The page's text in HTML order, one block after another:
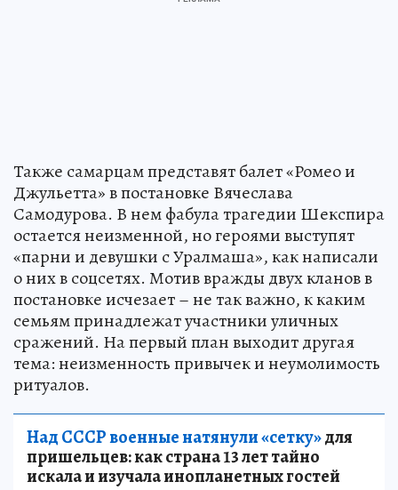
Также самарцам представят балет «Ромео и
Джульетта» в постановке Вячеслава
Самодурова. В нем фабула трагедии Шекспира
остается неизменной, но героями выступят
«парни и девушки с Уралмаша», как написали
о них в соцсетях. Мотив вражды двух кланов в
постановке исчезает – не так важно, к каким
семьям принадлежат участники уличных
сражений. На первый план выходит другая
тема: неизменность привычек и неумолимость
ритуалов.
Над СССР военные натянули «сетку»для
пришельцев: как страна 13 лет тайно
искала и изучала инопланетных гостей